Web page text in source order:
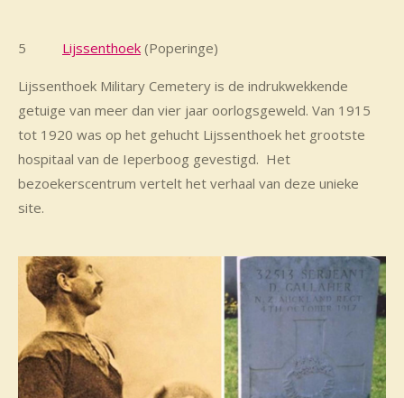
5 Lijssenthoek (Poperinge)
Lijssenthoek Military Cemetery is de indrukwekkende
getuige van meer dan vier jaar oorlogsgeweld. Van 1915
tot 1920 was op het gehucht Lijssenthoek het grootste
hospitaal van de Ieperboog gevestigd. Het
bezoekerscentrum vertelt het verhaal van deze unieke
site.